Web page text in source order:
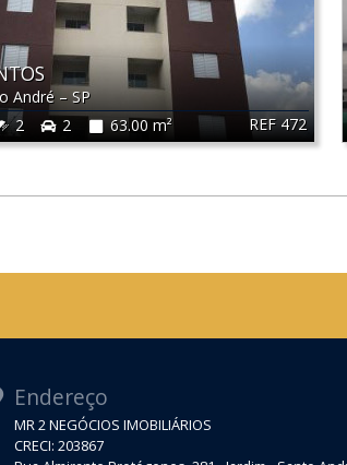
REF 472
André –SP
2 2 63.00 m²
Endereço
MR 2 NEGÓCIOS IMOBILIÁRIOS
CRECI: 203867